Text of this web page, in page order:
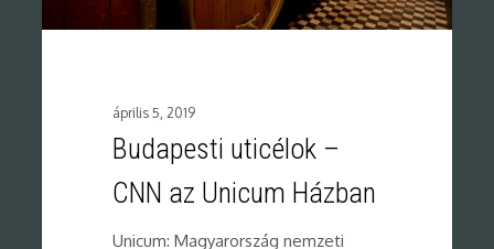
április 5, 2019
Budapesti uticélok –
CNN az Unicum Házban
Unicum: Magyarország nemzeti